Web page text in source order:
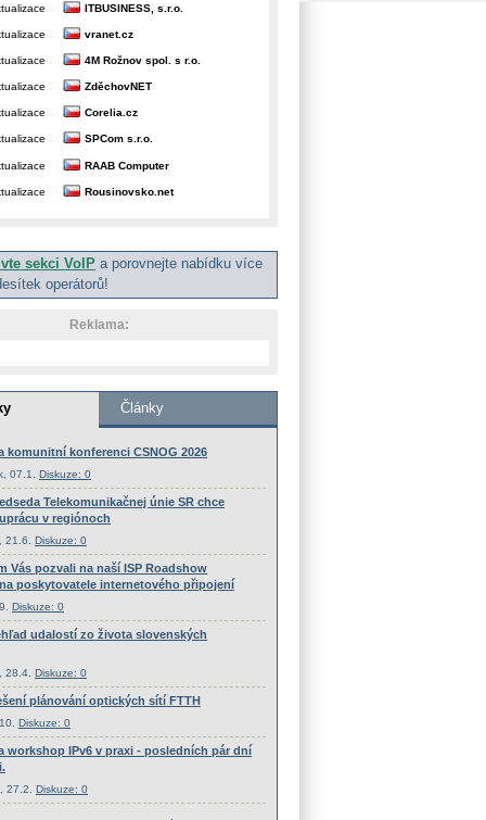
ITBUSINESS, s.r.o.
vranet.cz
4M Rožnov spol. s r.o.
ZděchovNET
Corelia.cz
SPCom s.r.o.
RAAB Computer
Rousinovsko.net
sekci VoIP a porovnejte nabídku více
operátorů!
Reklama: